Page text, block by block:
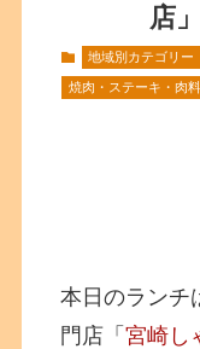
店」
地域別カテゴリー
焼肉・ステーキ・肉
本日のランチ
門店「宮崎し